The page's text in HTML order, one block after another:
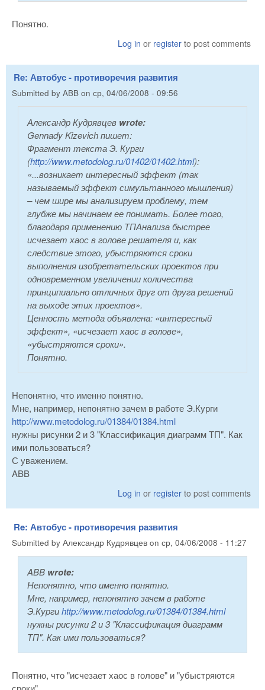
Понятно.
Log in or register to post comments
Re: Автобус - противоречия развития
Submitted by ABB on ср, 04/06/2008 - 09:56
Александр Кудрявцев wrote:
Gennady Kizevich пишет:
Фрагмент текста Э. Курги
(http://www.metodolog.ru/01402/01402.html):
«...возникает интересный эффект (так
называемый эффект симультанного мышления)
– чем шире мы анализируем проблему, тем
глубже мы начинаем ее понимать. Более того,
благодаря применению ТПАнализа быстрее
исчезает хаос в голове решателя и, как
следствие этого, убыстряются сроки
выполнения изобретательских проектов при
одновременном увеличении количества
принципиально отличных друг от друга решений
на выходе этих проектов».
Ценность метода объявлена: «интересный
эффект», «исчезает хаос в голове»,
«убыстряются сроки».
Понятно.
Непонятно, что именно понятно.
Мне, например, непонятно зачем в работе Э.Курги
http://www.metodolog.ru/01384/01384.html
нужны рисунки 2 и 3 "Классификация диаграмм ТП". Как
ими пользоваться?
С уважением.
ABB
Log in or register to post comments
Re: Автобус - противоречия развития
Submitted by Александр Кудрявцев on ср, 04/06/2008 - 11:27
ABB wrote:
Непонятно, что именно понятно.
Мне, например, непонятно зачем в работе
Э.Кургиhttp://www.metodolog.ru/01384/01384.html
нужны рисунки 2 и 3 "Классификация диаграмм
ТП". Как ими пользоваться?
Понятно, что "исчезает хаос в голове" и "убыстряются